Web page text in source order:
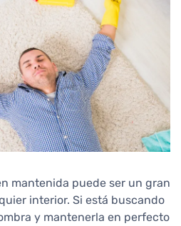
mantenida puede ser un gran
interior. Si está buscando
y mantenerla en perfecto